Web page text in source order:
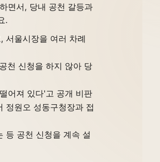
면서, 당내 공천 갈등과
.
서울시장을 여러 차례
천 신청을 하지 않아 당
어져 있다'고 공개 비판
정원오 성동구청장과 접
등 공천 신청을 계속 설